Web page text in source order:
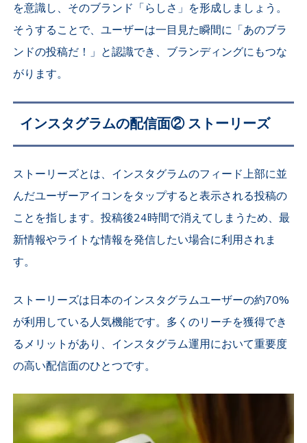
を意識し、そのブランド「らしさ」を形成しましょう。
そうすることで、ユーザーは一目見た瞬間に「あのブラ
ンドの投稿だ！」と認識でき、ブランディングにもつな
がります。
インスタグラムの配信面② ストーリーズ
ストーリーズとは、インスタグラムのフィード上部に並
んだユーザーアイコンをタップすると表示される投稿の
ことを指します。投稿後24時間で消えてしまうため、最
新情報やライトな情報を発信したい場合に利用されま
す。
ストーリーズは日本のインスタグラムユーザーの約70%
が利用している人気機能です。多くのリーチを獲得でき
るメリットがあり、 インスタグラム運用において重要度
の高い配信面のひとつです。